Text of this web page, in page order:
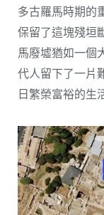
多古羅馬時期的
保留了這塊殘垣
馬廢墟猶如一個
代人留下了一片
日繁榮富裕的生